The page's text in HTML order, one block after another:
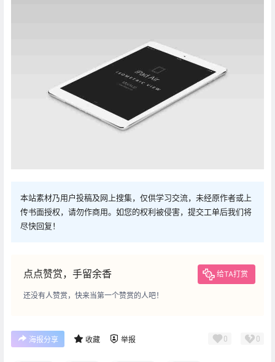
本站素材乃用户投稿及网上搜集，仅供学习交流，未经原作者或上
传书面授权，请勿作商用。如您的权利被侵害，提交工单后我们将
尽快回复！
点点赞赏，手留余香 给TA打赏
还没有人赞赏，快来当第一个赞赏的人吧！
海报分享 收藏 举报 0 0